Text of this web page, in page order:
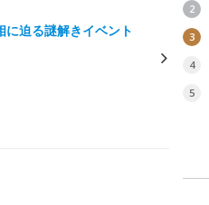
迫る謎解きイベント
2
3
4
5